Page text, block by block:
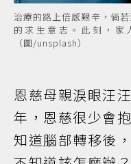
治療的路上倍感艱辛，倘
的求生意志。此刻，家
（圖/unsplash）
恩慈母親淚眼汪
年，恩慈很少會
知道腦部轉移後